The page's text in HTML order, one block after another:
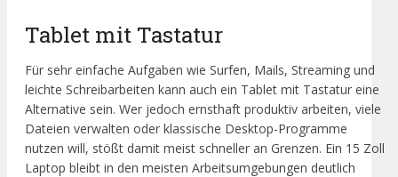
Tablet mit Tastatur
Für sehr einfache Aufgaben wie Surfen, Mails, Streaming und
leichte Schreibarbeiten kann auch ein Tablet mit Tastatur eine
Alternative sein. Wer jedoch ernsthaft produktiv arbeiten, viele
Dateien verwalten oder klassische Desktop-Programme
nutzen will, stößt damit meist schneller an Grenzen. Ein 15 Zoll
Laptop bleibt in den meisten Arbeitsumgebungen deutlich